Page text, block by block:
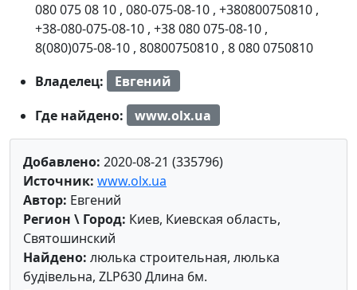
080 075 08 10 , 080-075-08-10 , +380800750810 ,
+38-080-075-08-10 , +38 080 075-08-10 ,
8(080)075-08-10 , 80800750810 , 8 080 0750810
Владелец:
Евгений
Где найдено:
www.olx.ua
Добавлено: 2020-08-21 (335796)
Источник: www.olx.ua
Автор: Евгений
Регион \ Город: Киев, Киевская область,
Святошинский
Найдено: люлька строительная, люлька
будівельна, ZLP630 Длина 6м.